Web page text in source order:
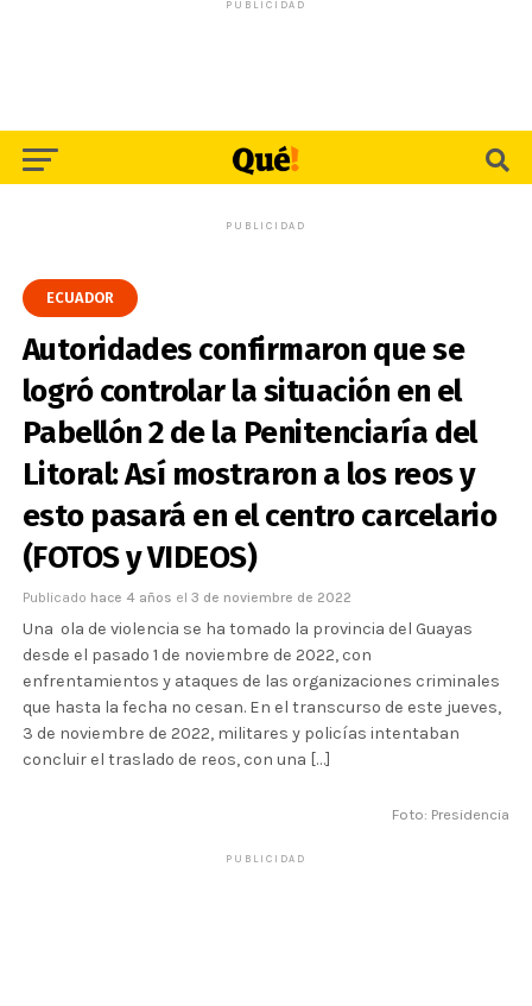
PUBLICIDAD
PUBLICIDAD
ECUADOR
Autoridades confirmaron que se
logró controlar la situación en el
Pabellón 2 de la Penitenciaría del
Litoral: Así mostraron a los reos y
esto pasará en el centro carcelario
(FOTOS y VIDEOS)
Publicado hace 4 años el 3 de noviembre de 2022
Una ola de violencia se ha tomado la provincia del Guayas
desde el pasado 1 de noviembre de 2022, con
enfrentamientos y ataques de las organizaciones criminales
que hasta la fecha no cesan. En el transcurso de este jueves,
3 de noviembre de 2022, militares y policías intentaban
concluir el traslado de reos, con una […]
Foto: Presidencia
PUBLICIDAD